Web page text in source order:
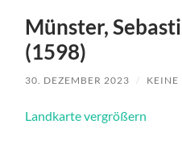
Münster,
(1598)
30. DEZEMBER 2023 / KEINE
Landkarte vergrößern